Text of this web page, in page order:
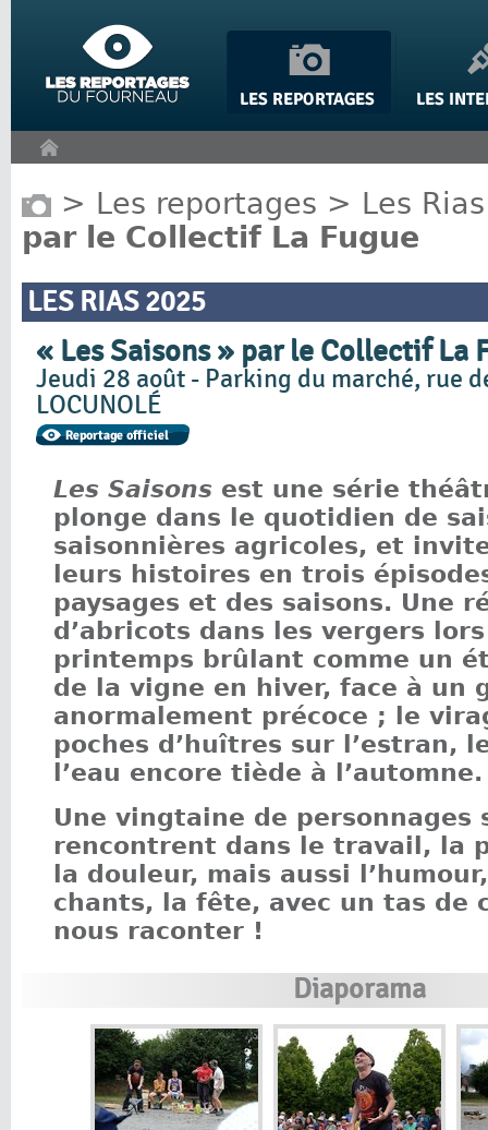
> Les reportages > Les Rias
par le Collectif La Fugue
LES RIAS 2025
« Les Saisons » par le Collectif La
Jeudi 28 août - Parking du marché, rue
LOCUNOLÉ
Les Saisons est une série
plonge dans le quotidien de
saisonnières agricoles, et
leurs histoires en trois
paysages et des saisons. Une
d’abricots dans les vergers lors
printemps brûlant comme un
de la vigne en hiver, face à un
anormalement précoce ; le
poches d’huîtres sur l’estran,
l’eau encore tiède à l’automne.
Une vingtaine de personnages
rencontrent dans le travail, la
la douleur, mais aussi
chants, la fête, avec un tas de
nous raconter !
Diaporama